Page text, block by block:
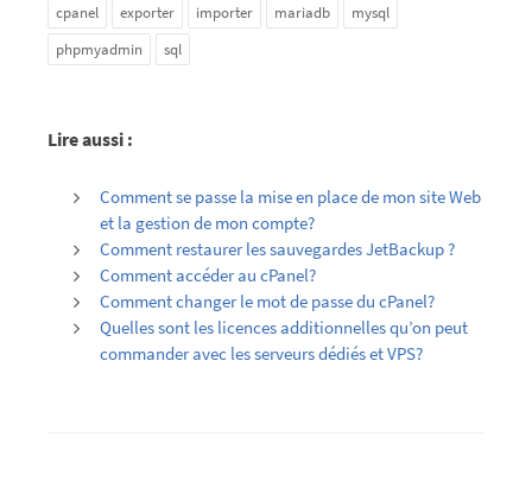
cpanel exporter importer mariadb
mysql
phpmyadmin
sql
Lire aussi :
Comment se passe la mise en place de mon site Web
et la gestion de mon compte?
Comment restaurer les sauvegardes JetBackup ?
Comment accéder au cPanel?
Comment changer le mot de passe du cPanel?
Quelles sont les licences additionnelles qu’on peut
commander avec les serveurs dédiés et VPS?